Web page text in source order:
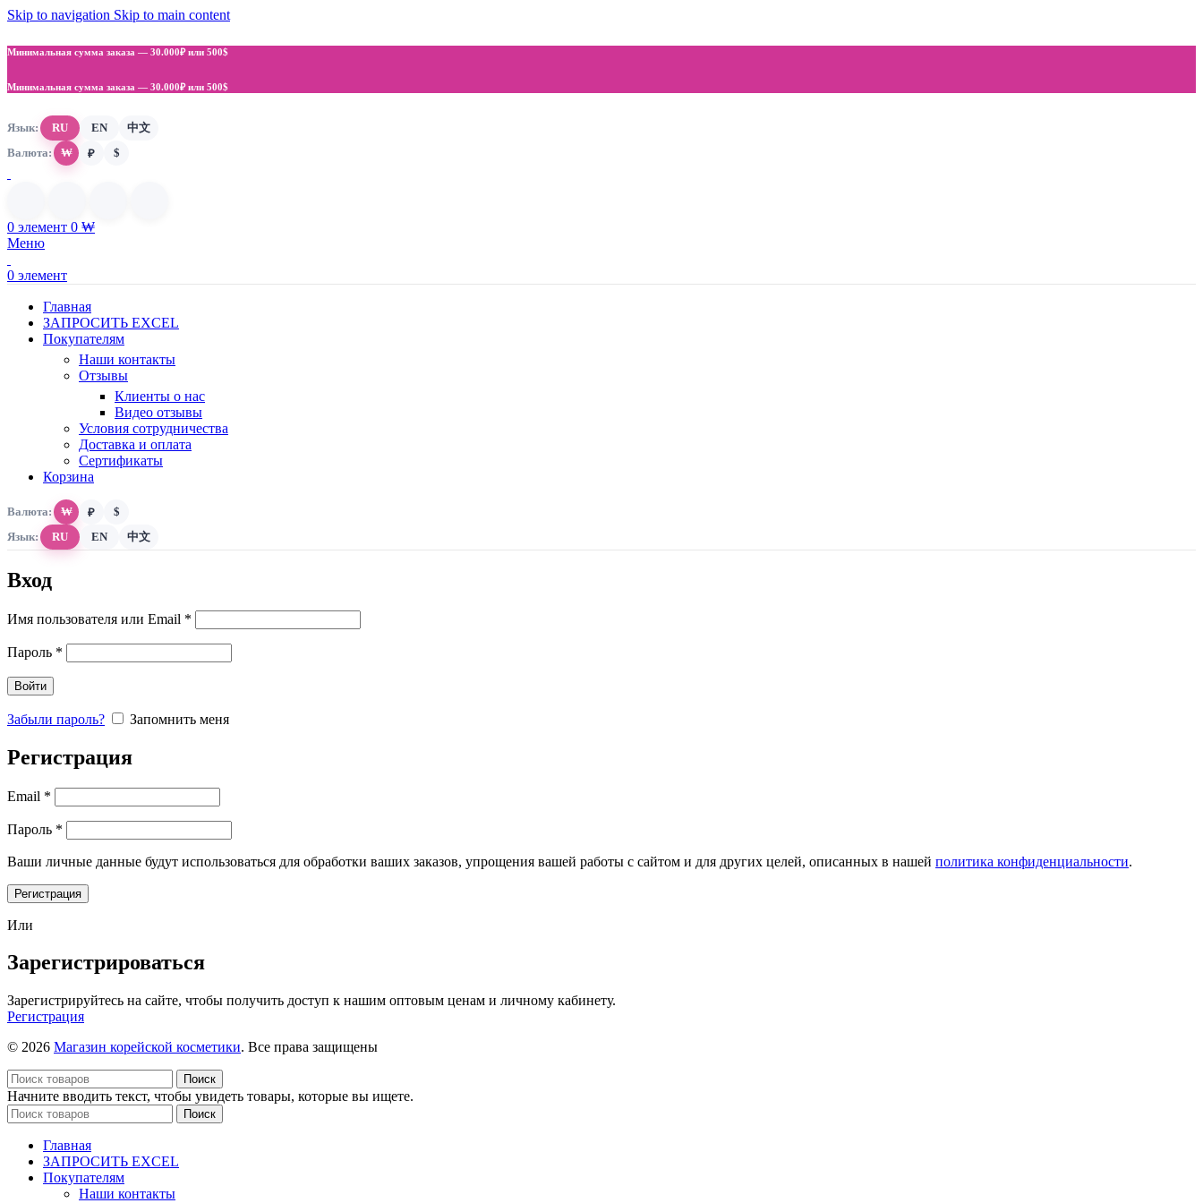
Skip to navigation Skip to main content
Минимальная сумма заказа — 30.000₽ или 500$
Минимальная сумма заказа — 30.000₽ или 500$
Язык: RU EN
中文
Валюта:
₩ ₽ $
0 элемент 0 ₩
Меню
0 элемент
Главная
ЗАПРОСИТЬ EXCEL
Покупателям
Наши контакты
Отзывы
Клиенты о нас
Видео отзывы
Условия сотрудничества
Доставка и оплата
Сертификаты
Корзина
Валюта: ₩ ₽
$
Язык:
RU EN 中文
Вход
Имя пользователя или Email *
Пароль *
Войти
Забыли пароль? Запомнить меня
Регистрация
Email *
Пароль *
Ваши личные данные будут использоваться для обработки ваших заказов, упрощения вашей работы с сайтом и для других целей, описанных в нашей политика конфиденциальности.
Регистрация
Или
Зарегистрироваться
Зарегистрируйтесь на сайте, чтобы получить доступ к нашим оптовым ценам и личному кабинету.
Регистрация
© 2026 Магазин корейской косметики. Все права защищены
Поиск
Начните вводить текст, чтобы увидеть товары, которые вы ищете.
Поиск
Главная
ЗАПРОСИТЬ EXCEL
Покупателям
Наши контакты